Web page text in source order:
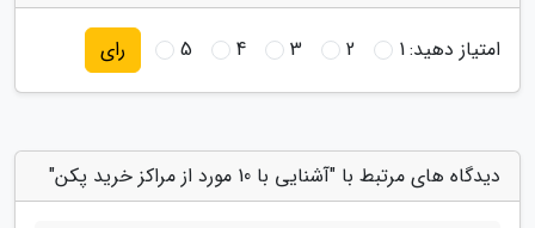
امتیاز دهید:1
2
3
4
5 رای
دیدگاه های مرتبط با "آشنایی با 10 مورد از مراکز خرید پکن"